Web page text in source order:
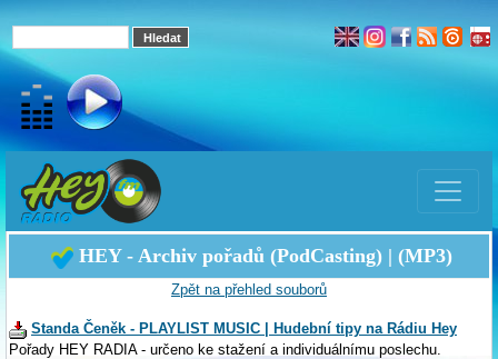
HEY - Archiv pořadů (PodCasting) | (MP3)
Zpět na přehled souborů
Standa Čeněk - PLAYLIST MUSIC | Hudební tipy na Rádiu Hey
Pořady HEY RADIA - určeno ke stažení a individuálnímu poslechu.